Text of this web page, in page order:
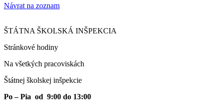
Návrat na zoznam
ŠTÁTNA ŠKOLSKÁ INŠPEKCIA
Stránkové hodiny​
Na všetkých pracoviskách
Štátnej školskej inšpekcie
Po – Pia od 9:00 do 13:00